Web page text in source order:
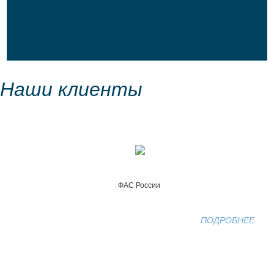
Наши клиенты
ПОДРОБНЕЕ
ФАС России